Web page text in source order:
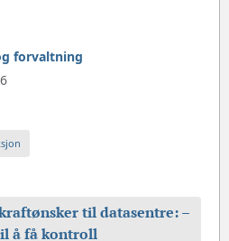
forvaltning
til datasentre: –⁠
å få kontroll